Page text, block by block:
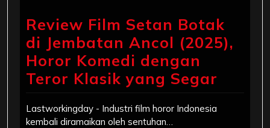
Review Film Setan Botak
di Jembatan Ancol (2025),
Horor Komedi dengan
Teror Klasik yang Segar
Lastworkingday - Industri film horor Indonesia
kembali diramaikan oleh sentuhan…